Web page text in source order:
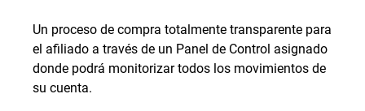
Un proceso de compra totalmente transparente para
el afiliado a través de un Panel de Control asignado
donde podrá monitorizar todos los movimientos de
su cuenta.